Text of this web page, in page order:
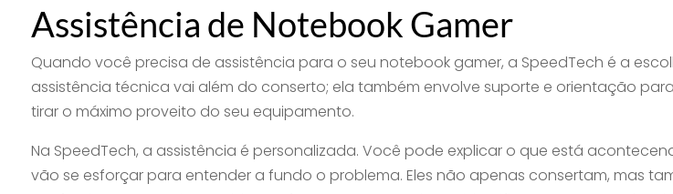
Assistência de Notebook Gamer
Quando você precisa de assistência para o seu notebook gamer, a SpeedTech é a
assistência técnica vai além do conserto; ela também envolve suporte e orientação
tirar o máximo proveito do seu equipamento.
Na SpeedTech, a assistência é personalizada. Você pode explicar o que está
vão se esforçar para entender a fundo o problema. Eles não apenas consertam, mas